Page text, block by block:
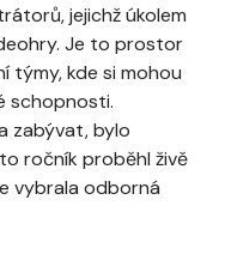
jejichž úkolem
Je to prostor
týmy, kde si mohou
schopnosti.
zabývat, bylo
ročník proběhl živě
vybrala odborná